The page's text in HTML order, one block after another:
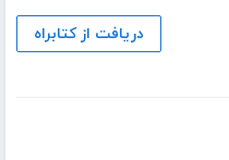
دریافت از کتابراه